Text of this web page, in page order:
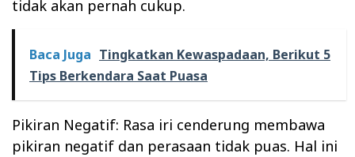
tidak akan pernah cukup.
Baca Juga Tingkatkan Kewaspadaan, Berikut 5
Tips Berkendara Saat Puasa
Pikiran Negatif: Rasa iri cenderung membawa
pikiran negatif dan perasaan tidak puas. Hal ini